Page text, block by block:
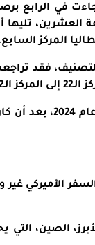
تليها
المركز
فقد
الأميركي غير
الصين، التي